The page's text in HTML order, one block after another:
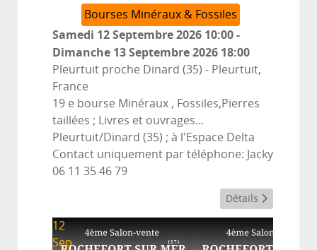
Bourses Minéraux & Fossiles
Samedi 12 Septembre 2026 10:00-
Dimanche 13 Septembre 2026 18:00
Pleurtuit proche Dinard (35) - Pleurtuit,
France
19 e bourse Minéraux , Fossiles,Pierres
taillées ; Livres et ouvrages...
Pleurtuit/Dinard (35) ; à l'Espace Delta
Contact uniquement par téléphone: Jacky
06 11 35 46 79
Détails
12
Sep